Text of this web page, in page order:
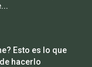
Esto es lo que
hacerlo